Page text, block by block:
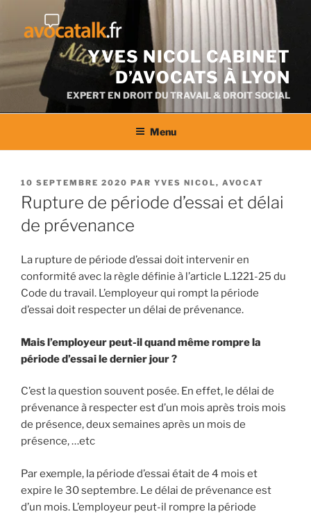
contenu
YVES NICOL CABINET
D’AVOCATS À LYON
EXPERT EN DROIT DU TRAVAIL & DROIT SOCIAL
Menu
PUBLIÉ
LE
10 SEPTEMBRE 2020 PAR YVES NICOL, AVOCAT
Rupture de période d’essai et délai
de prévenance
La rupture de période d’essai doit intervenir en
conformité avec la règle définie à l’article L.1221-25 du
Code du travail. L’employeur qui rompt la période
d’essai doit respecter un délai de prévenance.
Mais l’employeur peut-il quand même rompre la
période d’essai le dernier jour ?
C’est la question souvent posée. En effet, le délai de
prévenance à respecter est d’un mois après trois mois
de présence, deux semaines après un mois de
présence, …etc
Par exemple, la période d’essai était de 4 mois et
expire le 30 septembre. Le délai de prévenance est
d’un mois. L’employeur peut-il rompre la période